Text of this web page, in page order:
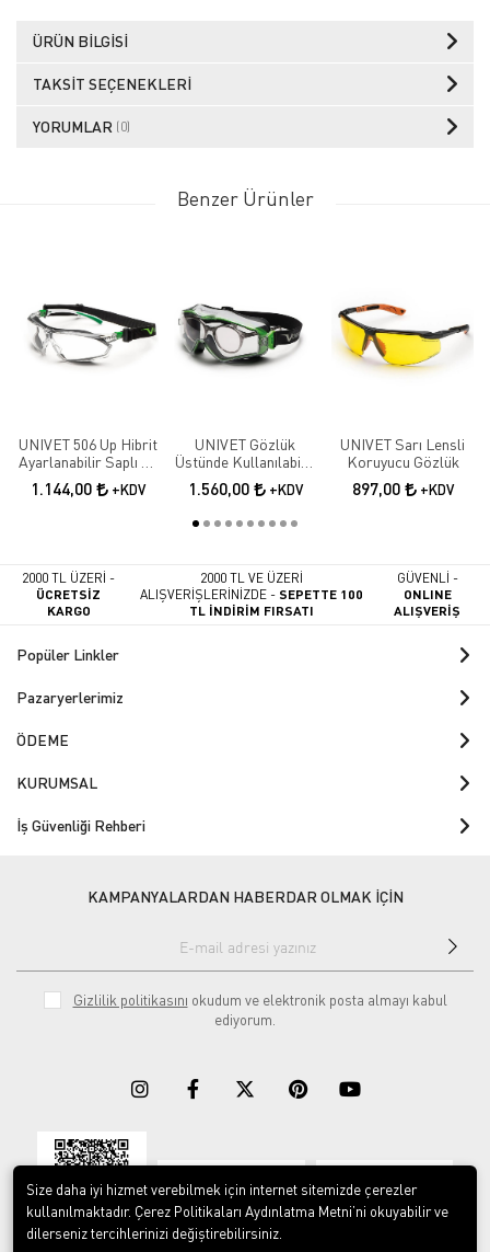
ÜRÜN BILGISI
TAKSIT SEÇENEKLERI
YORUMLAR (0)
Benzer Ürünler
UNIVET 506 Up Hibrit
Ayarlanabilir Saplı Ve
Baş Bantlı Çizilmeye
Ve Buğu Oluşumuna
1.144,00 +KDV
UNIVET Gözlük
Üstünde Kullanılabilir
Kauçuk Içlikli
Koruyucu Gözlük
1.560,00 +KDV
UNIVET Sarı Lensli
Koruyucu Gözlük
897,00 +KDV
2000 TL ÜZERİ -
ÜCRETSİZ
KARGO
2000 TL VE ÜZERİ
ALIŞVERİŞLERİNİZDE -SEPETTE 100
TL İNDİRİM FIRSATI
GÜVENLİ -
ONLINE
ALIŞVERİŞ
Popüler Linkler
Pazaryerlerimiz
ÖDEME
KURUMSAL
İş Güvenliği Rehberi
KAMPANYALARDAN HABERDAR OLMAK İÇİN
Gizlilik politikasını okudum ve elektronik posta almayı kabul
ediyorum.
App Store Google play
Size daha iyi hizmet verebilmek için internet sitemizde çerezler
kullanılmaktadır. Çerez Politikaları Aydınlatma Metni’ni okuyabilir ve
dilerseniz tercihlerinizi değiştirebilirsiniz.